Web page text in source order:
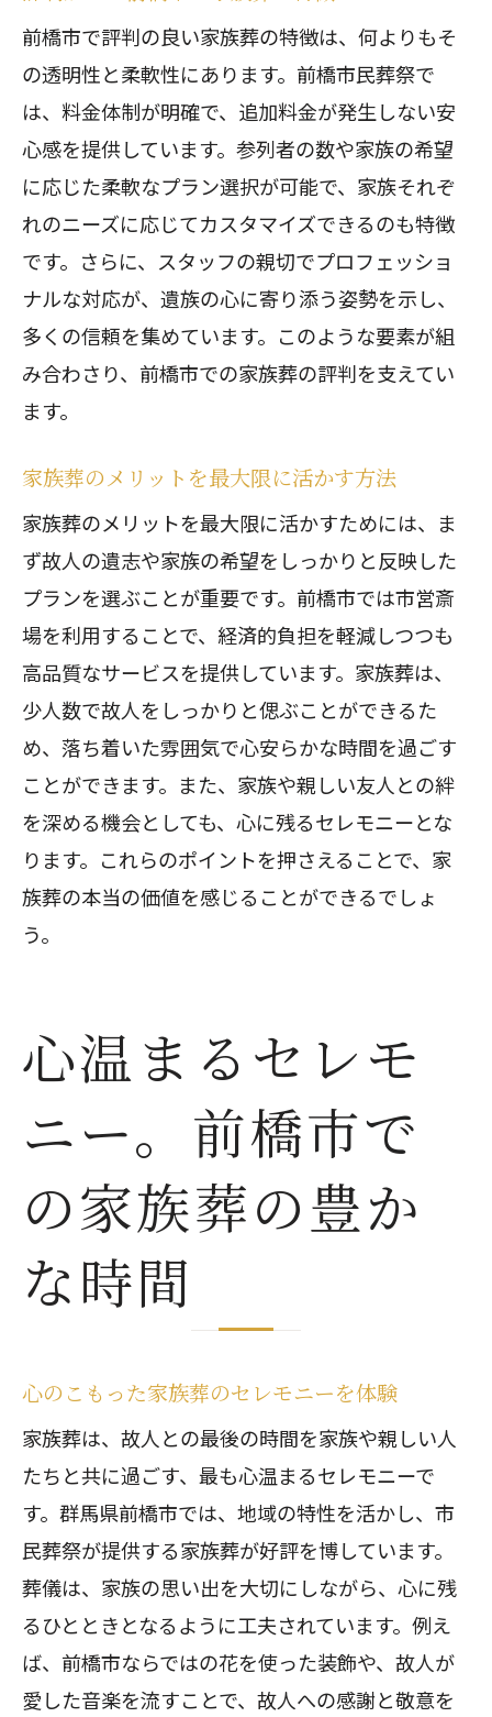
前橋市で評判の良い家族葬の特徴は、何よりもそ
の透明性と柔軟性にあります。前橋市民葬祭で
は、料金体制が明確で、追加料金が発生しない安
心感を提供しています。参列者の数や家族の希望
に応じた柔軟なプラン選択が可能で、家族それぞ
れのニーズに応じてカスタマイズできるのも特徴
です。さらに、スタッフの親切でプロフェッショ
ナルな対応が、遺族の心に寄り添う姿勢を示し、
多くの信頼を集めています。このような要素が組
み合わさり、前橋市での家族葬の評判を支えてい
ます。
家族葬のメリットを最大限に活かす方法
家族葬のメリットを最大限に活かすためには、ま
ず故人の遺志や家族の希望をしっかりと反映した
プランを選ぶことが重要です。前橋市では市営斎
場を利用することで、経済的負担を軽減しつつも
高品質なサービスを提供しています。家族葬は、
少人数で故人をしっかりと偲ぶことができるた
め、落ち着いた雰囲気で心安らかな時間を過ごす
ことができます。また、家族や親しい友人との絆
を深める機会としても、心に残るセレモニーとな
ります。これらのポイントを押さえることで、家
族葬の本当の価値を感じることができるでしょ
う。
心温まるセレモ
ニー。前橋市で
の家族葬の豊か
な時間
心のこもった家族葬のセレモニーを体験
家族葬は、故人との最後の時間を家族や親しい人
たちと共に過ごす、最も心温まるセレモニーで
す。群馬県前橋市では、地域の特性を活かし、市
民葬祭が提供する家族葬が好評を博しています。
葬儀は、家族の思い出を大切にしながら、心に残
るひとときとなるように工夫されています。例え
ば、前橋市ならではの花を使った装飾や、故人が
愛した音楽を流すことで、故人への感謝と敬意を